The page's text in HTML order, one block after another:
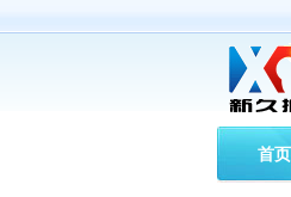
首页